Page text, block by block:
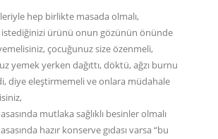
hep birlikte masada olmalı,
istediğinizi ürünü onun gözünün önünde
çocuğunuz size özenmeli,
yemek yerken dağıttı, döktü, ağzı burnu
diye eleştirmemeli ve onlara müdahale
mutlaka sağlıklı besinler olmalı
hazır konserve gıdası varsa “bu